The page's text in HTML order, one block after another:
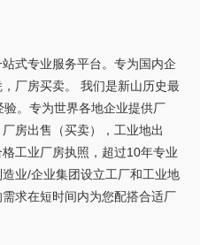
式专业服务平台。专为国内企
厂房买卖。 我们是新山历史最
。专为世界各地企业提供厂
房出售（买卖），工业地出
工业厂房执照，超过10年专业
业/企业集团设立工厂和工业地
求在短时间内为您配搭合适厂